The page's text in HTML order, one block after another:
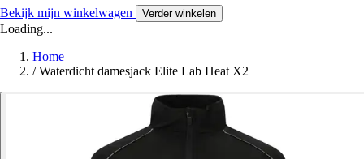
Bekijk mijn winkelwagen Verder winkelen
Loading...
Home
/ Waterdicht damesjack Elite Lab Heat X2